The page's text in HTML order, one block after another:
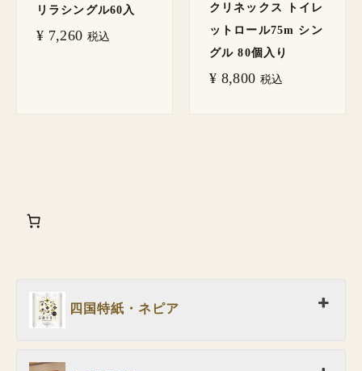
四国特紙・ネピア
リラシングル60入
¥ 7,260 税込
クリネックス トイレ
ットロール75m シン
グル 80個入り
¥ 8,800 税込